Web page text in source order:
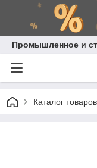
Промышленное и
Каталог товаров